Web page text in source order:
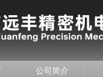
公司简介